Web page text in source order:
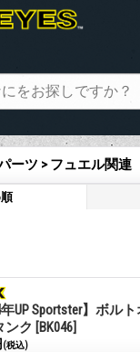
ーツ > フュエル関連
年UP Sportster】ボ
ンク [BK046]
(税込)